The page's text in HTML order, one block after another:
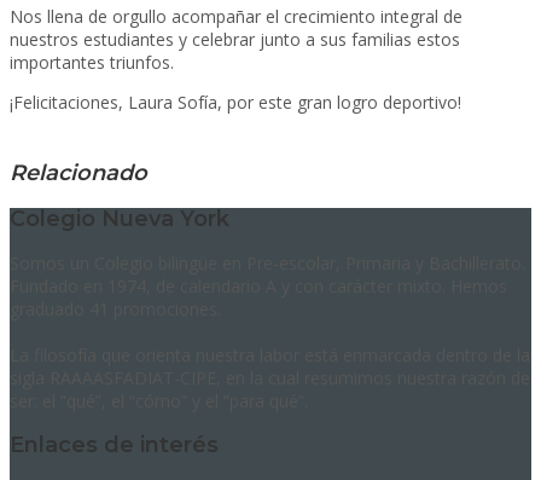
Nos llena de orgullo acompañar el crecimiento integral de
nuestros estudiantes y celebrar junto a sus familias estos
importantes triunfos.
¡Felicitaciones, Laura Sofía, por este gran logro deportivo!
Relacionado
Colegio Nueva York
Enlaces de interés